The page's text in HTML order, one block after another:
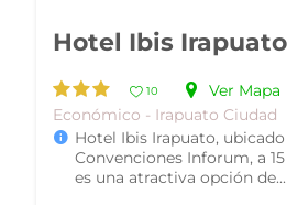
Hotel Holiday Inn
Ver
Familiar - Irapuato Ciudad
Hotel Holiday Inn Irapuato,
buena ubicación en una
encontrarás tiendas,